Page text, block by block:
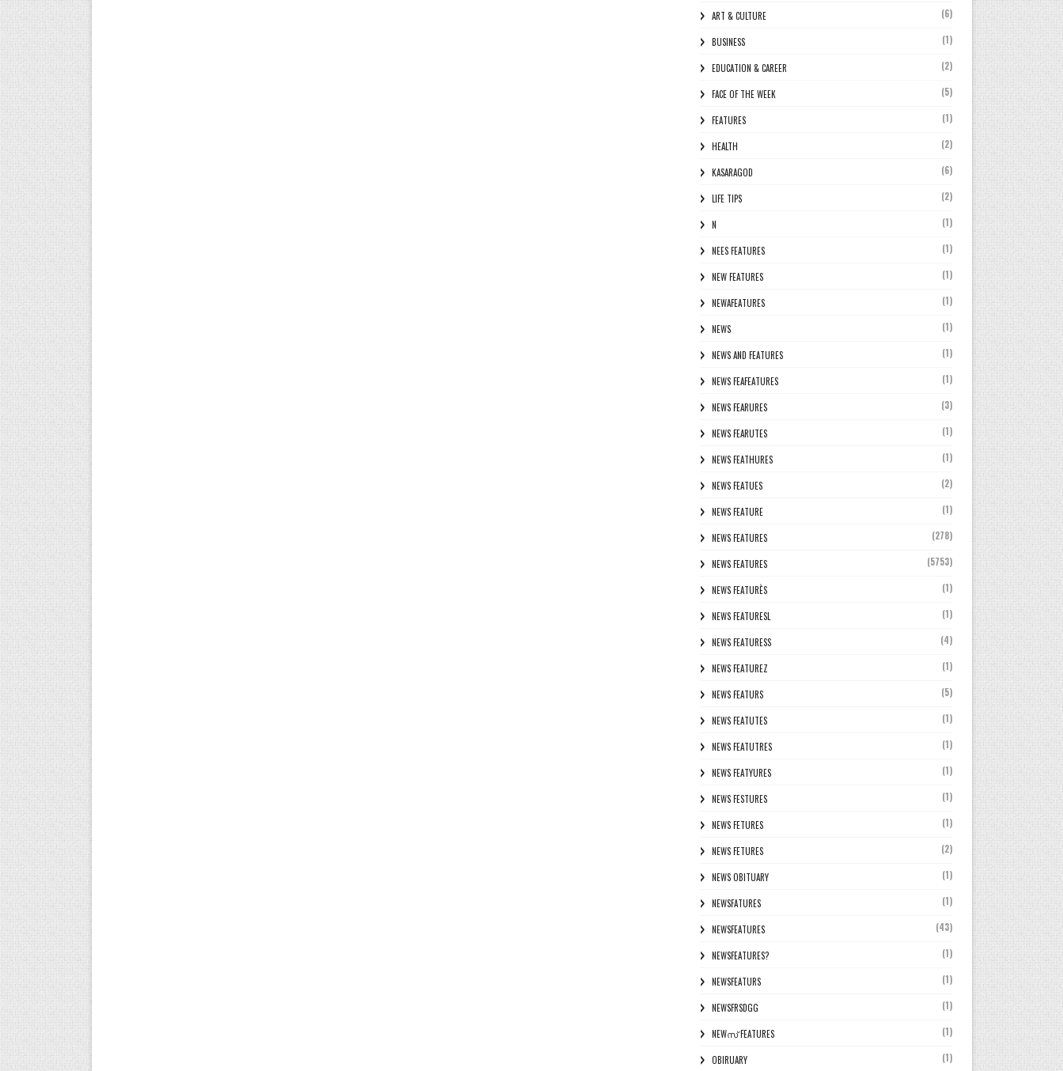
ART & CULTURE (6)
BUSINESS (1)
EDUCATION & CAREER (2)
FACE OF THE WEEK (5)
FEATURES (1)
HEALTH (2)
KASARAGOD (6)
LIFE TIPS (2)
N (1)
NEES FEATURES (1)
NEW FEATURES (1)
NEWAFEATURES (1)
NEWS (1)
NEWS AND FEATURES (1)
NEWS FEAFEATURES (1)
NEWS FEARURES (3)
NEWS FEARUTES (1)
NEWS FEATHURES (1)
NEWS FEATUES (2)
NEWS FEATURE (1)
NEWS FEATURES (278)
NEWS FEATURES (5753)
NEWS FEATURÈS (1)
NEWS FEATURESL (1)
NEWS FEATURESS (4)
NEWS FEATUREZ (1)
NEWS FEATURS (5)
NEWS FEATUTES (1)
NEWS FEATUTRES (1)
NEWS FEATYURES (1)
NEWS FESTURES (1)
NEWS FETURES (1)
NEWS FETURES (2)
NEWS OBITUARY (1)
NEWSFATURES (1)
NEWSFEATURES (43)
NEWSFEATURES? (1)
NEWSFEATURS (1)
NEWSFRSDGG (1)
NEWസ് FEATURES (1)
OBIRUARY (1)